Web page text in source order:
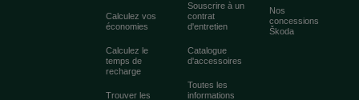
Calculez vos
économies
Calculez le
temps de
recharge
Trouver les
Souscrire à un
contrat
d'entretien
Catalogue
d'accessoires
Toutes les
informations
Nos
concessions
Škoda